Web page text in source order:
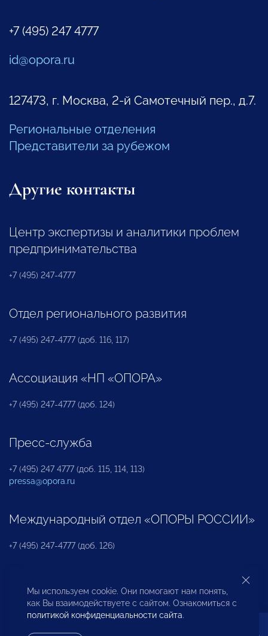
+7 (495) 247 4777
id@opora.ru
127473, г. Москва, 2-й Самотечный пер., д.7.
Региональные отделения
Представители за рубежом
Другие контакты
Центр экспертизы и аналитики проблем
предпринимательства
+7 (495) 247-4777
Отдел регионального развития
+7 (495) 247-4777 (доб. 116, 117)
Ассоциация «НП «ОПОРА»
+7 (495) 247-4777 (доб. 124)
Пресс-служба
+7 (495) 247 4777 (доб. 115, 114, 113)
pressa@opora.ru
Международный отдел «ОПОРЫ РОССИИ»
+7 (495) 247-4777 (доб. 126)
Бюро по защите прав предпринимателей и
инвесторов
Мы используем cookie. Они помогают нам понять,
как Вы взаимодействуете с сайтом. Ознакомиться с
политикой конфиденциальности сайта.